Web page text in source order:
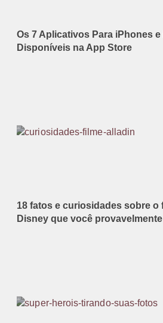
Os 7 Aplicativos Para iPhones
Disponíveis na App Store
18 fatos e curiosidades sobre o
Disney que você